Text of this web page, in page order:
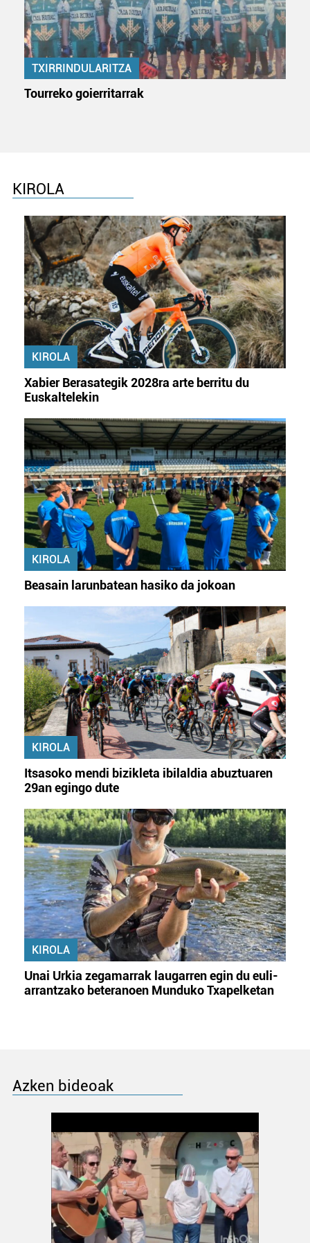
erabiltzeko baimen esplizitua ematen diguzu.Gehiago
irakurri
TXIRRINDULARITZA
Tourreko goierritarrak
KIROLA
KIROLA
Xabier Berasategik 2028ra arte berritu du
Euskaltelekin
KIROLA
Beasain larunbatean hasiko da jokoan
KIROLA
Itsasoko mendi bizikleta ibilaldia abuztuaren
29an egingo dute
KIROLA
Unai Urkia zegamarrak laugarren egin du euli-
arrantzako beteranoen Munduko Txapelketan
Azken bideoak